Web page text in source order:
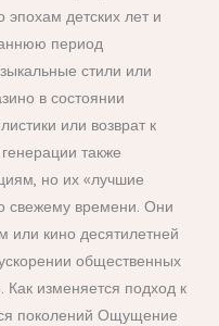
детских лет и
период
стили или
в состоянии
или возврат к
также
но их «лучшие
свежему времени. Они
или кино десятилетней
общественных
изменяется подход к
поколений Ощущение